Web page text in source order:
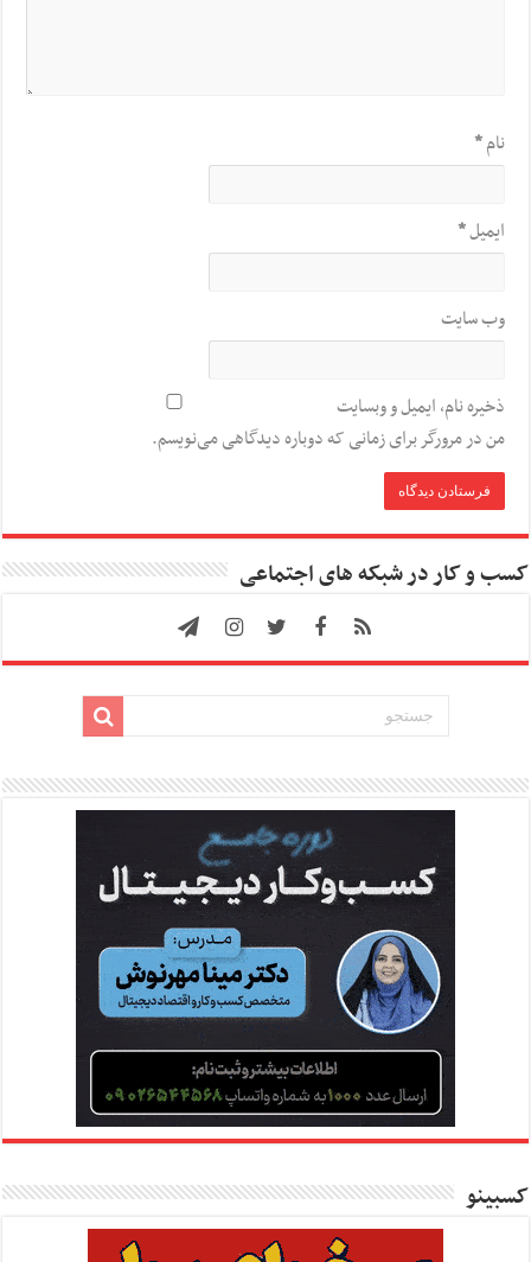
نام*
ایمیل*
وب‌ سایت
ذخیره نام، ایمیل و وبسایت
من در مرورگر برای زمانی که دوباره دیدگاهی می‌نویسم.
کسب و کار در شبکه های اجتماعی
کسبینو